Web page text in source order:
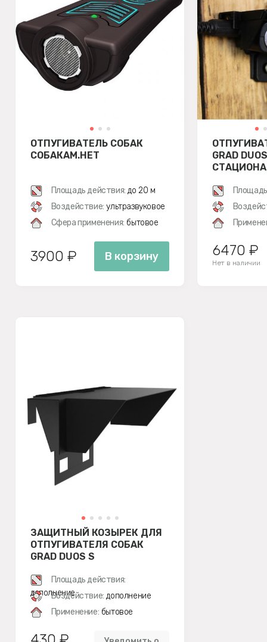
ОТПУГИВАТЕЛЬ СОБАК
СОБАКАМ.НЕТ
Площадь действия: до 20 м
Воздействие: ультразвуковое
Сфера применения: бытовое
3900 ₽ В корзину
GRAD
6470 ₽
Нет в наличии
ЗАЩИТНЫЙ КОЗЫРЕК ДЛЯ
ОТПУГИВАТЕЛЯ СОБАК
GRAD DUOS S
Площадь действия:
дополнениеВоздействие: дополнение
Применение: бытовое